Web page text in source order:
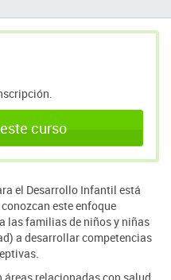
curso
el Desarrollo Infantil está
este enfoque
las familias de niños y niñas
a desarrollar competencias